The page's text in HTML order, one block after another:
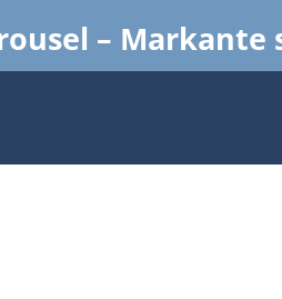
– Markante